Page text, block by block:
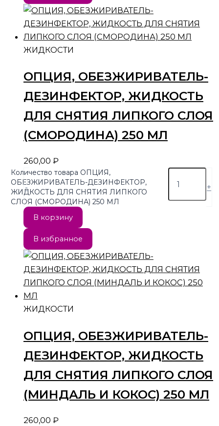
ЖИДКОСТИ
ОПЦИЯ, ОБЕЗЖИРИВАТЕЛЬ-
ДЕЗИНФЕКТОР, ЖИДКОСТЬ
ДЛЯ СНЯТИЯ ЛИПКОГО СЛОЯ
(СМОРОДИНА) 250 МЛ
260,00 ₽
-
Количество товара ОПЦИЯ,
ОБЕЗЖИРИВАТЕЛЬ-ДЕЗИНФЕКТОР,
ЖИДКОСТЬ ДЛЯ СНЯТИЯ ЛИПКОГО
СЛОЯ (СМОРОДИНА) 250 МЛ
+
В корзину
В избранное
ЖИДКОСТИ
ОПЦИЯ, ОБЕЗЖИРИВАТЕЛЬ-
ДЕЗИНФЕКТОР, ЖИДКОСТЬ
ДЛЯ СНЯТИЯ ЛИПКОГО СЛОЯ
(МИНДАЛЬ И КОКОС) 250 МЛ
260,00 ₽